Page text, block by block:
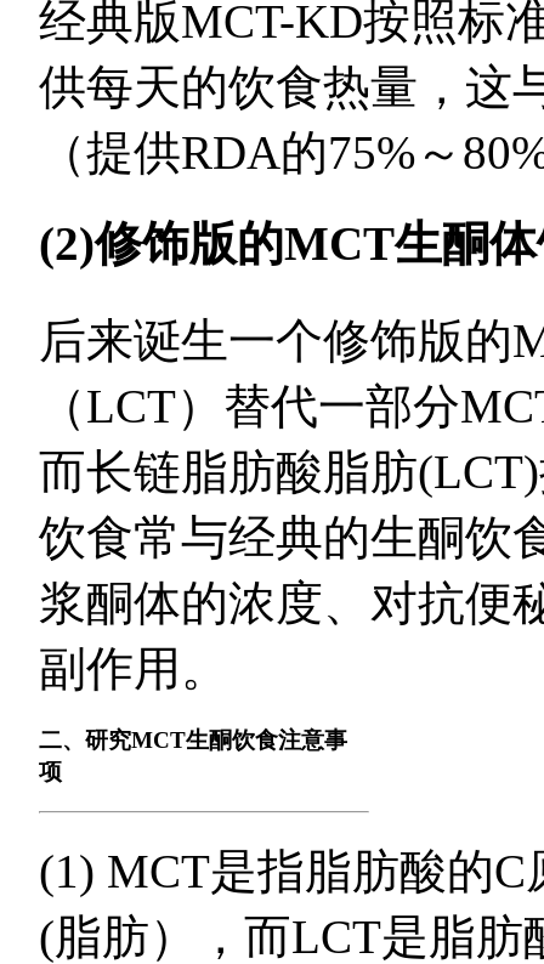
经典版MCT-KD按照标
供每天的饮食热量，这
（提供RDA的75%～
(2)修饰版的MCT生酮
后来诞生一个修饰版的
（LCT）替代一部分
而长链脂肪酸脂肪
饮食常与经典的生酮饮
浆酮体的浓度、对抗便
副作用。
二、研究MCT生酮饮食注意事
项
(1) MCT是指脂肪酸的
(脂肪），而LCT是脂肪